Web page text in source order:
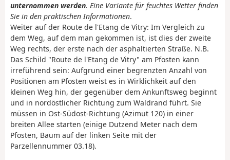
unternommen werden. Eine Variante für feuchtes Wetter finden
Sie in den praktischen Informationen.
Weiter auf der Route de l'Etang de Vitry: Im Vergleich zu
dem Weg, auf dem man gekommen ist, ist dies der zweite
Weg rechts, der erste nach der asphaltierten Straße. N.B.
Das Schild "Route de l'Etang de Vitry" am Pfosten kann
irreführend sein: Aufgrund einer begrenzten Anzahl von
Positionen am Pfosten weist es in Wirklichkeit auf den
kleinen Weg hin, der gegenüber dem Ankunftsweg beginnt
und in nordöstlicher Richtung zum Waldrand führt. Sie
müssen in Ost-Südost-Richtung (Azimut 120) in einer
breiten Allee starten (einige Dutzend Meter nach dem
Pfosten, Baum auf der linken Seite mit der
Parzellennummer 03.18).